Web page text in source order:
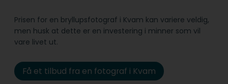
Prisen for en bryllupsfotograf i Kvam kan variere veldig,
men husk at dette er en investering i minner som vil
vare livet ut.
Få et tilbud fra en fotograf i Kvam